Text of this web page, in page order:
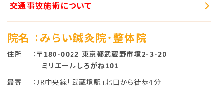
交通事故施術について
院名 ：みらい鍼灸院・整体院
住所 ： 〒180-0022 東京都武蔵野市境2-3-20
ミリエールしろがね101
最寄
：JR中央線「武蔵境駅」北口から徒歩4分